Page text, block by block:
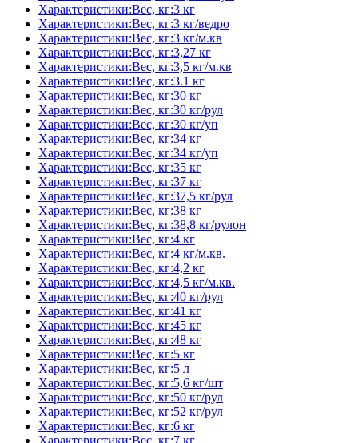
Характеристики:Вес, кг:3 кг
Характеристики:Вес, кг:3 кг/ведро
Характеристики:Вес, кг:3 кг/м.кв
Характеристики:Вес, кг:3,27 кг
Характеристики:Вес, кг:3,5 кг/м.кв
Характеристики:Вес, кг:3.1 кг
Характеристики:Вес, кг:30 кг
Характеристики:Вес, кг:30 кг/рул
Характеристики:Вес, кг:30 кг/уп
Характеристики:Вес, кг:34 кг
Характеристики:Вес, кг:34 кг/уп
Характеристики:Вес, кг:35 кг
Характеристики:Вес, кг:37 кг
Характеристики:Вес, кг:37,5 кг/рул
Характеристики:Вес, кг:38 кг
Характеристики:Вес, кг:38,8 кг/рулон
Характеристики:Вес, кг:4 кг
Характеристики:Вес, кг:4 кг/м.кв.
Характеристики:Вес, кг:4,2 кг
Характеристики:Вес, кг:4,5 кг/м.кв.
Характеристики:Вес, кг:40 кг/рул
Характеристики:Вес, кг:41 кг
Характеристики:Вес, кг:45 кг
Характеристики:Вес, кг:48 кг
Характеристики:Вес, кг:5 кг
Характеристики:Вес, кг:5 л
Характеристики:Вес, кг:5,6 кг/шт
Характеристики:Вес, кг:50 кг/рул
Характеристики:Вес, кг:52 кг/рул
Характеристики:Вес, кг:6 кг
Характеристики:Вес, кг:7 кг